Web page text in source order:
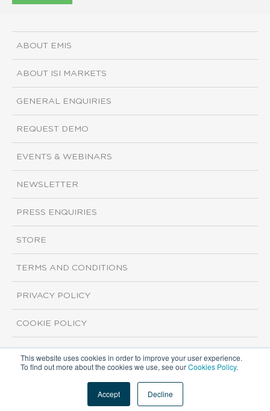
This website uses cookies in order to improve your user experience.
To find out more about the cookies we use, see ourCookies Policy.
Accept Decline
ABOUT EMIS
ABOUT ISI MARKETS
GENERAL ENQUIRIES
REQUEST DEMO
EVENTS & WEBINARS
NEWSLETTER
PRESS ENQUIRIES
STORE
TERMS AND CONDITIONS
PRIVACY POLICY
COOKIE POLICY
Copyright ©2026 ISI Markets. All rights reserved.